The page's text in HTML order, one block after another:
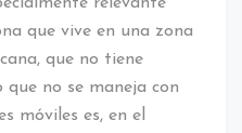
que vive en una zona
que no tiene
no se maneja con
móviles es, en el